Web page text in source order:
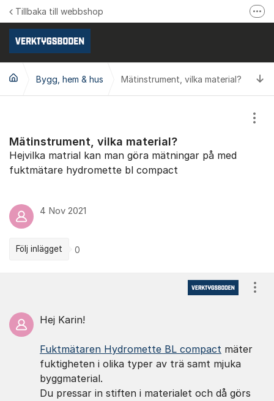
Hoppa till innehåll
Tillbaka till webbshop
Se våra produktvideos
Bygg, hem & hus Mätinstrument, vilka material?
Mätinstrument, vilka material?
Hejvilka matrial kan man göra mätningar på med
fuktmätare hydromette bl compact
4 Nov 2021
Följ inlägget 0
Hej Karin!
Fuktmätaren Hydromette BL compact mäter
fuktigheten i olika typer av trä samt mjuka
byggmaterial.
Du pressar in stiften i materialet och då görs